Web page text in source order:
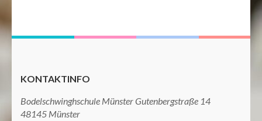
KONTAKTINFO
Bodelschwinghschule Münster Gutenbergstraße 14
48145 Münster